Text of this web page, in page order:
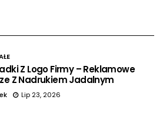
Z Logo Firmy – Reklamowe
Z Nadrukiem Jadalnym
Lip 23, 2026